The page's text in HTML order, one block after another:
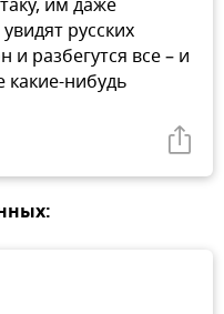
им даже
русских
и разбегутся все – и
какие-нибудь